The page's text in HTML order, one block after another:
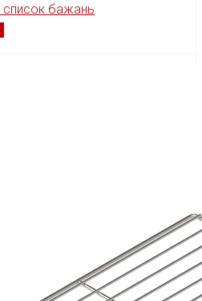
список бажань